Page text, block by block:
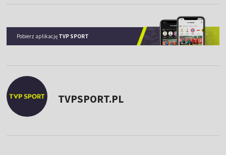
Pobierz aplikację TVP SPORT
TVPSPORT.PL